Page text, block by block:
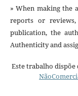
» When making the
reports or
publication, the
Authenticity and
Este trabalho dispõe